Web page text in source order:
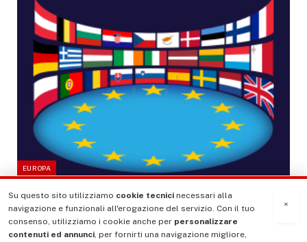
EUROPA
LETTURA 5 MIN.
Alla ricerca di una “nuova frontiera europea”
DI LORENZO DELLAI DICEMBRE 20, 2025 6
×
Su questo sito utilizziamo cookie tecnici necessari alla
navigazione e funzionali all'erogazione del servizio. Con il tuo
consenso, utilizziamo i cookie anche per personalizzare
contenuti ed annunci, per fornirti una navigazione migliore,